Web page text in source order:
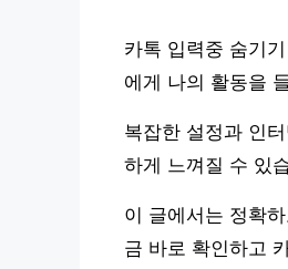
카톡 입력중 숨기
에게 나의 활동을
복잡한 설정과 인
하게 느껴질 수 있
이 글에서는 정확
금 바로 확인하고